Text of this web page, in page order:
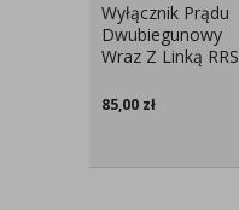
Wyłącznik Prądu
Dwubiegunowy
Wraz Z Linką RRS
85,00 zł